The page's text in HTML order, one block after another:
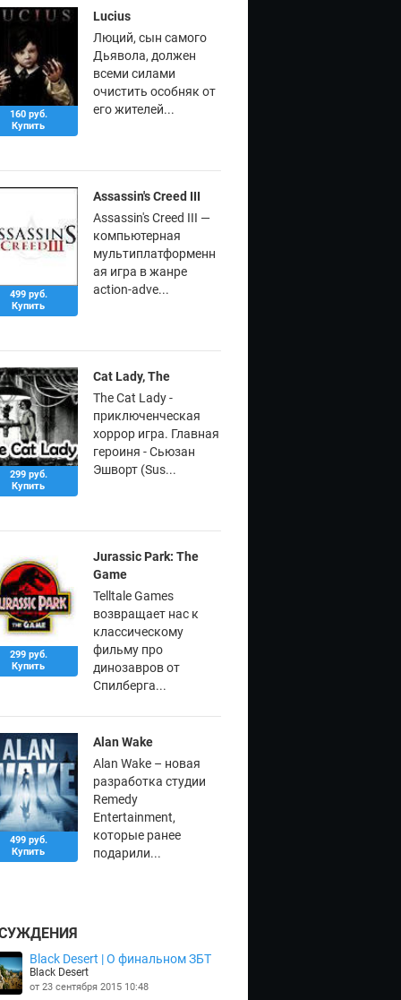
160 руб.
Купить
Lucius
Люций, сын самого
Дьявола, должен
всеми силами
очистить особняк от
его жителей...
499 руб.
Купить
Assassin's Creed III
Assassin's Creed III —
компьютерная
мультиплатформенн
ая игра в жанре
action-adve...
299 руб.
Купить
Cat Lady, The
The Cat Lady -
приключенческая
хоррор игра. Главная
героиня - Сьюзан
Эшворт (Sus...
299 руб.
Купить
Jurassic Park: The
Game
Telltale Games
возвращает нас к
классическому
фильму про
динозавров от
Спилберга...
499 руб.
Купить
Alan Wake
Alan Wake – новая
разработка студии
Remedy
Entertainment,
которые ранее
подарили...
Black Desert | О финальном ЗБТ
Black Desert
от 23 сентября 2015 10:48